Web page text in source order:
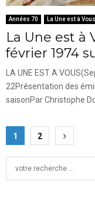
Années 70 La Une est à Vous
La Une est à
février 1974
LA UNE EST A
22Présentation des
saisonPar Christophe
Pagination
des
1 2